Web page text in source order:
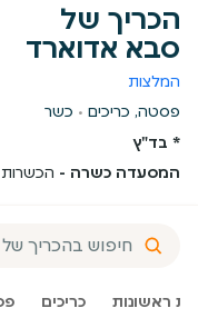
הכריך של
סבא אדוארד
המלצות
פסטה, כריכים
כשר
* בד"ץ
המסעדה כשרה -
ראשונות כריכים